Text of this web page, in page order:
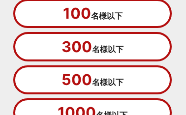
100名様以下
300名様以下
500名様以下